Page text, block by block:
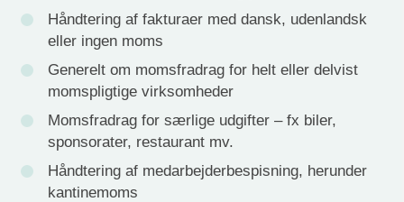
Håndtering af fakturaer med dansk, udenlandsk
eller ingen moms
Generelt om momsfradrag for helt eller delvist
momspligtige virksomheder
Momsfradrag for særlige udgifter – fx biler,
sponsorater, restaurant mv.
Håndtering af medarbejderbespisning, herunder
kantinemoms